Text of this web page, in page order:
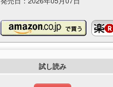
試し読み